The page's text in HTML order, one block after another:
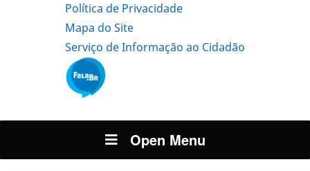
Política de Privacidade
Mapa do Site
Serviço de Informação ao Cidadão
Open Menu